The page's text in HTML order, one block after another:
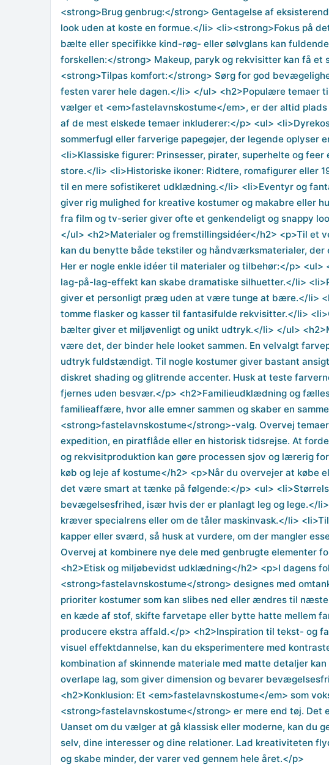
<strong>Brug genbrug:</strong> Gentagelse af
look uden at koste en formue.</li> <li><strong>Fokus på
bælte eller specifikke kind-røg- eller sølvglans kan
forskellen:</strong> Makeup, paryk og rekvisitter kan få et
<strong>Tilpas komfort:</strong> Sørg for god
festen varer hele dagen.</li> </ul> <h2>Populære temaer
vælger et <em>fastelavnskostume</em>, er der altid
af de mest elskede temaer inkluderer:</p> <ul>
sommerfugl eller farverige papegøjer, der legende oplyser
<li>Klassiske figurer: Prinsesser, pirater, superhelte og
store.</li> <li>Historiske ikoner: Ridtere, romafigurer eller
til en mere sofistikeret udklædning.</li> <li>Eventyr og
giver rig mulighed for kreative kostumer og makabre eller
fra film og tv-serier giver ofte et genkendeligt og snappy
</ul> <h2>Materialer og fremstillingsidéer</h2> <p>Til et
kan du benytte både tekstiler og håndværksmaterialer, der
Her er nogle enkle idéer til materialer og tilbehør:</p>
lag-på-lag-effekt kan skabe dramatiske silhuetter.</li>
giver et personligt præg uden at være tunge at bære.</li>
tomme flasker og kasser til fantasifulde rekvisitter.</li>
bælter giver et miljøvenligt og unikt udtryk.</li> </ul>
være det, der binder hele looket sammen. En velvalgt
udtryk fuldstændigt. Til nogle kostumer giver bastant
diskret shading og glitrende accenter. Husk at teste
fjernes uden besvær.</p> <h2>Familieudklædning og
familieaffære, hvor alle emner sammen og skaber en
<strong>fastelavnskostume</strong>-valg. Overvej
expedition, en piratflåde eller en historisk tidsrejse. At
og rekvisitproduktion kan gøre processen sjov og lærerig
køb og leje af kostume</h2> <p>Når du overvejer at købe
det være smart at tænke på følgende:</p> <ul>
bevægelsesfrihed, især hvis der er planlagt leg og lege.</
kræver specialrens eller om de tåler maskinvask.</li>
kapper eller sværd, så husk at vurdere, om der mangler
Overvej at kombinere nye dele med genbrugte elementer
<h2>Etisk og miljøbevidst udklædning</h2> <p>I dagens
<strong>fastelavnskostume</strong> designes med
prioriter kostumer som kan slibes ned eller ændres til
en kæde af stof, skifte farvetape eller bytte hatte mellem
producere ekstra affald.</p> <h2>Inspiration til tekst- og
visuel effektdannelse, kan du eksperimentere med
kombination af skinnende materiale med matte detaljer
overlape lag, som giver dimension og bevarer
<h2>Konklusion: Et <em>fastelavnskostume</em> som
<strong>fastelavnskostume</strong> er mere end tøj.
Uanset om du vælger at gå klassisk eller moderne, kan du
selv, dine interesser og dine relationer. Lad kreativiteten
og skabe minder, der varer ved gennem hele året.</p>